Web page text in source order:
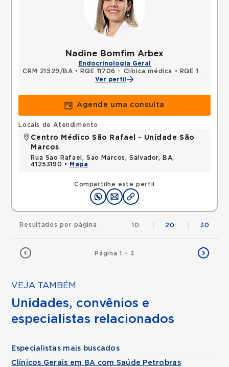
Nadine Bomfim Arbex
Endocrinologia Geral
CRM 21529/BA • RQE 11706 - Clínica médica •
RQE 12906 - Endocrinologia e metabologia
Ver perfil
Agende uma consulta
Compartilhe este perfil
Locais de Atendimento
Centro Médico São Rafael - Unidade São
Marcos
Rua Sao Rafael, Sao Marcos, Salvador, BA,
41253190 •
Mapa
Página 1 - 3
Resultados por página 10 20 30
VEJA TAMBÉM
Unidades, convênios e
especialistas relacionados
Especialistas mais buscados
Clínicos Gerais em BA com Saúde Petrobras